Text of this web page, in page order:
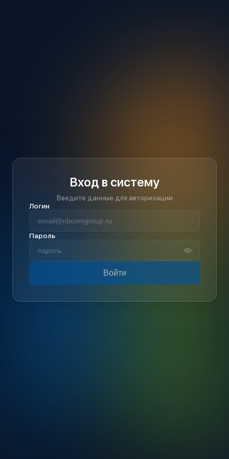
Вход в систему
Введите данные для авторизации
Логин
Пароль
Войти